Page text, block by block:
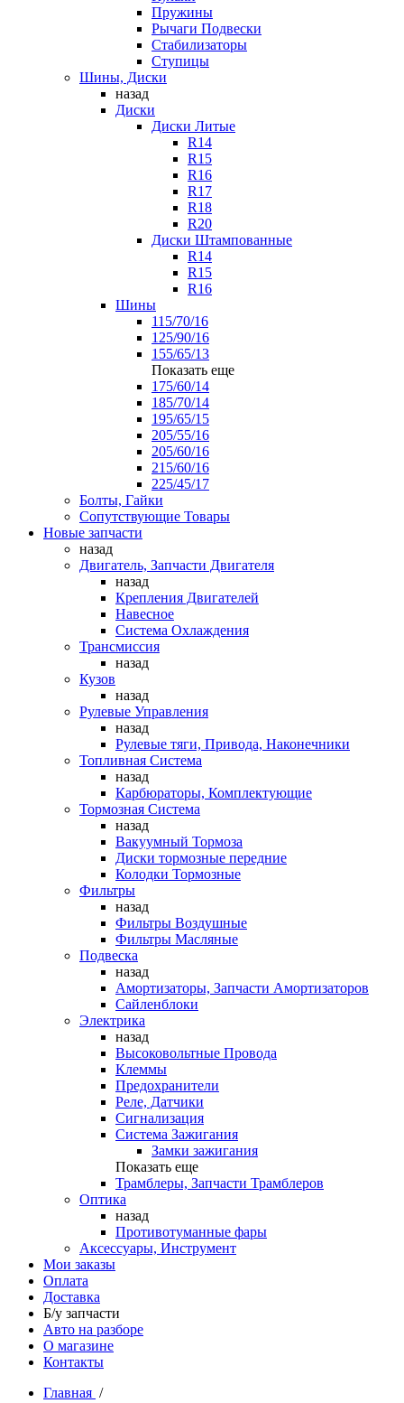
Пружины
Рычаги Подвески
Стабилизаторы
Ступицы
Шины, Диски
назад
Диски
Диски Литые
R14
R15
R16
R17
R18
R20
Диски Штампованные
R14
R15
R16
Шины
115/70/16
125/90/16
155/65/13
Показать еще
175/60/14
185/70/14
195/65/15
205/55/16
205/60/16
215/60/16
225/45/17
Болты, Гайки
Сопутствующие Товары
Новые запчасти
назад
Двигатель, Запчасти Двигателя
назад
Крепления Двигателей
Навесное
Система Охлаждения
Трансмиссия
назад
Кузов
назад
Рулевые Управления
назад
Рулевые тяги, Привода, Наконечники
Топливная Система
назад
Карбюраторы, Комплектующие
Тормозная Система
назад
Вакуумный Тормоза
Диски тормозные передние
Колодки Тормозные
Фильтры
назад
Фильтры Воздушные
Фильтры Масляные
Подвеска
назад
Амортизаторы, Запчасти Амортизаторов
Сайленблоки
Электрика
назад
Высоковольтные Провода
Клеммы
Предохранители
Реле, Датчики
Сигнализация
Система Зажигания
Замки зажигания
Показать еще
Трамблеры, Запчасти Трамблеров
Оптика
назад
Противотуманные фары
Аксессуары, Инструмент
Мои заказы
Оплата
Доставка
Б/у запчасти
Авто на разборе
О магазине
Контакты
Главная /